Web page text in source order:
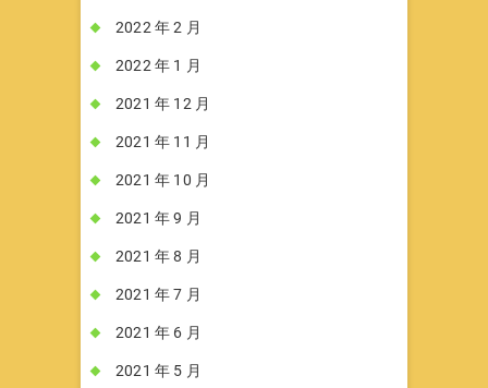
2022 年 2 月
2022 年 1 月
2021 年 12 月
2021 年 11 月
2021 年 10 月
2021 年 9 月
2021 年 8 月
2021 年 7 月
2021 年 6 月
2021 年 5 月